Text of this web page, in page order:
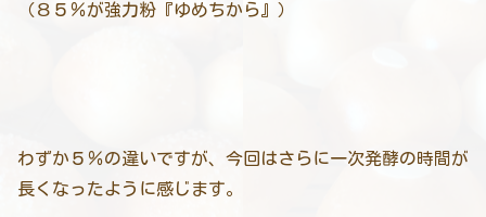
（８５％が強力粉『ゆめちから』）
わずか５％の違いですが、今回はさらに一次発酵の時間が
長くなったように感じます。